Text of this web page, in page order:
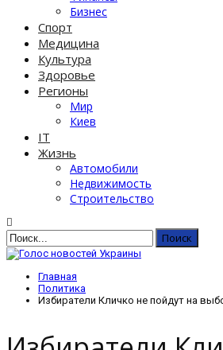
Бизнес
Спорт
Медицина
Культура
Здоровье
Регионы
Мир
Киев
IT
Жизнь
Автомобили
Недвижимость
Строительство
Главная
Политика
Избиратели Кличко не пойдут на